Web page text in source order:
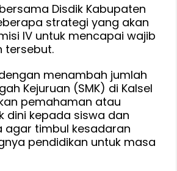
Disdik Kabupaten
strategi yang akan
IV untuk mencapai wajib
tersebut.
menambah jumlah
Kejuruan (SMK) di Kalsel
pemahaman atau
dini kepada siswa dan
agar timbul kesadaran
pendidikan untuk masa